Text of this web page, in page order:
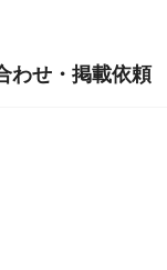
わせ・掲載依頼